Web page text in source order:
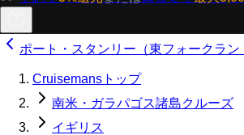
ポート・スタンリー（東フォークラン
Cruisemansトップ
南米・ガラパゴス諸島クルーズ
イギリス